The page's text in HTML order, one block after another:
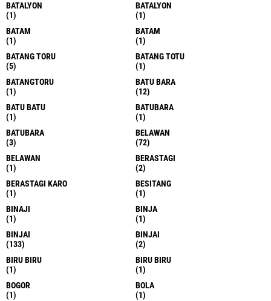
BATALYON
(1)
BATALYON
(1)
BATAM
(1)
BATAM
(1)
BATANG TORU
(5)
BATANG TOTU
(1)
BATANGTORU
(1)
BATU BARA
(12)
BATU BATU
(1)
BATUBARA
(1)
BATUBARA
(3)
BELAWAN
(72)
BELAWAN
(1)
BERASTAGI
(2)
BERASTAGI KARO
(1)
BESITANG
(1)
BINAJI
(1)
BINJA
(1)
BINJAI
(133)
BINJAI
(2)
BIRU BIRU
(1)
BIRU BIRU
(1)
BOGOR
(1)
BOLA
(1)